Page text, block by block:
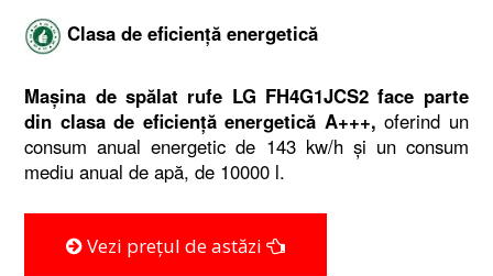
Clasa de eficiență energetică
Mașina de spălat rufe LG FH4G1JCS2 face parte
din clasa de eficiență energetică A+++,oferind un
consum anual energetic de 143 kw/h și un consum
mediu anual de apă, de 10000 l.
Vezi prețul de astăzi